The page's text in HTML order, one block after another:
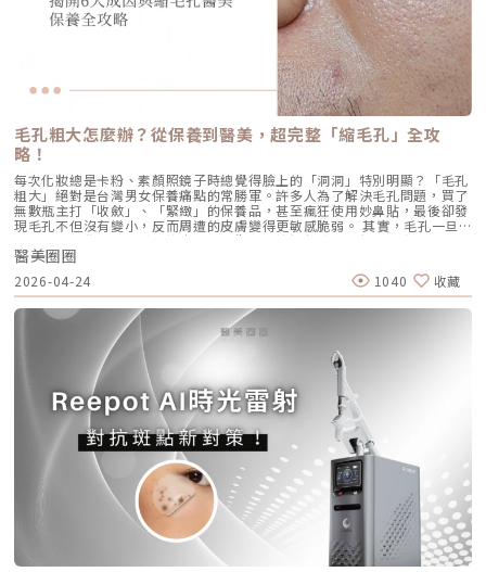
熱敷與刺激性護膚產品 建議加強保濕、防曬，幫助效果延長璞菲洛副作用
與風險Profhilo屬於非交聯玻尿酸，不含化學交聯劑，生物相容性極佳，副
作用相對少。常見輕微反應包括： 注射處短暫腫脹、微紅 局部輕微瘀青
（數日內可自行消退） 極少數人可能會有輕微搔癢或壓痛感，通常在數天
內緩解※ 選擇合法診所與原廠授權產品，是避免療程風險最關鍵的因素。
為什麼 Profhilo 成為新一代醫美趨勢？隨著醫美觀念的演變，越來越多人
追求自然、柔和的改善效果，不希望臉部看起來僵硬或過度膨脹。Profhilo
與傳統填充型療程最大的不同，在於它獨特的「重建」式作用。Profhilo
並非單純地填補，而是將高濃度玻尿酸均勻分布於肌膚真皮層，從底層刺激
膠原蛋白與彈力蛋白新生，啟動肌膚的自我修復能力，讓效果柔和自然，能
有效降低傳統填充物可能帶來的異物感，也更貼近肌膚自然老化的邏輯。此
外，Profhilo 完美契合了當前醫美市場「微侵入式」與「預防型保養」的
趨勢。它填補了日常保養品與侵入式手術之間的空缺，不需像肉毒桿菌那樣
限制表情，也不需要像手術拉皮那樣漫長的恢復期。對於生活忙碌、注重效
率的現代人來說，這讓它更容易被接受，成為許多人延緩老化、提升膚質的
首選。臨床案例分享以下為原廠提供的實際案例，透過Profhilo逆時針療
程，觀察治療前後肌膚狀態的變化，供大家參考了解療程效果。璞菲洛
Profhilo常見Q&AQ1：PROFHILO和水光療程有什麼差別？ 水光著重在肌
膚表層補水，讓皮膚變得水嫩透亮；而PROFHILO作用層次更深，不只補
水，還能活化膠原蛋白、彈力蛋白等細胞修復，提升整體彈性與緊緻度。它
的特點是透過穩定擴散來刺激肌膚自我修復，不靠刺激或破壞，適合想全面
改善膚況的人。Q2：可以和電波、音波等療程搭配嗎？ 可與電波、音波等
療程搭配使用，建議間隔約兩週，具體施打順序與時間需由醫師評估。電
波、音波術後可加速肌膚修復並延長效果，但需等皮膚完全降溫後再進行
Profhilo療程。施打前請務必諮詢醫師，遵從專業建議安排療程。Q3：璞
菲洛每年需要打幾次？ 一個完整療程通常包含三次施打，前兩次相隔約一
個月，第三次則可在四到六個月後進行。視個人膚況與需求，也可安排後續
加強療程，以延續效果。Q4：頸紋、手部老化也能打嗎？ 可以。Profhilo
在頸部與手背同樣有良好表現，能改善乾紋與鬆弛，是全方位肌膚重建療
程。Q5：是否適合所有膚質？ 大多數人皆可接受，但孕婦、哺乳中女性與
對玻尿酸過敏者不建議施打。Q6：哪些人適合做Profhilo？需要幾歲才能
做？Profhilo適合有初期老化、乾燥或鬆弛困擾的人，通常建議從30歲以後
就可以評估施作。特別推薦給希望改善膚況，又不想讓五官改變或產生膨脹
感的人。Q7：施打Profhilo會很痛嗎？會不會腫？需要修復期嗎？療程過
程簡單快速，使用極細針在臉部五個特定位點注射，疼痛感輕微。少數人會
有暫時性紅腫或小腫塊，通常幾小時內可自然消退，不會影響日常活動。
Q8：Profhilo成分天然嗎？會不會引起過敏？Profhilo採用高純度、非動
程度，規劃專屬的能量地圖。以下是 2026 年我常用的建議處方： 施作區
更好的「精緻度」，我常會建議在音波拉提後，搭配再生針（瑞德喜）進行
外輪廓的固定，或是以「混合式填充」補足流失的骨架支撐。這種「由內拉
提、由外固定」的複合思維，才是現代抗老的趨勢。五、 2026 醫美行情與
避坑建議當妳搜尋「美國音波二代價格」時，會發現市場行情落差很大。身
為醫師，我必須提醒大家，費用背後包含的是原廠探頭成本、儀器維護、以
及最重要的「醫師的技術與判讀經驗」。 認明原廠授權：施打前請掃描儀
器與探頭 QR Code，確保非水貨或非法翻新探頭。 選擇認證醫師：音波拉
提需要精準的解剖學知識，只有受過原廠培訓的醫師，才能在「安全邊界
內」將能量發揮到極致。六、 結語：愛美，是為了成就更好的自己我常
說，醫美的意義不在於把妳變成另外一個人，而在於「找回最巔峰狀態的
妳」。看著客人在治療後，重新對鏡子裡的自己露出自信的微笑，那是我身
技術，結合我對面部結構的美感理解，悉心守護妳每一寸肌膚的張力。如果
您也對輪廓的流失感到焦慮，或者正猶豫哪種療程最適合自己，歡迎預約來
診間，讓我們在一個放鬆、透明的環境下，一起討論出最適合您的減齡計
畫。
抗生素主要針對殺菌；外用酸類主要針對去角質。唯有口服 A 酸能夠有效抑
制皮脂腺分泌，這也是為什麼口服 A 酸過去被視為治療嚴重痘痘的終極武
器。然而，口服 A 酸伴隨著全身性的副作用。而 AviClear 戰痘雷射的誕
生，就是為了一次解決這個痛點：我們能不能在不吃藥的情況下，精準且長
效地控制皮脂腺？什麼是 AviClear 戰痘雷射？解密 1726nm 的物理奇蹟
AviClear 戰痘雷射是一台利用特定波長光能來治療痤瘡的醫療儀器。它的核
心技術在於突破性的1726nm 波長雷射。1. 為什麼是 1726nm 波長？「專
吃油脂」的標靶治療在雷射醫學中，不同的波長會被不同的目標物（如黑色
素、血紅素、水分）吸收。1726nm 這個波長非常特殊，它在人體組織
中，被皮脂（油脂）吸收的效率，大約是被水分吸收的 2 倍。當 AviClear
的雷射光束打入真皮層時，能量會精準地被富含油脂的「皮脂腺」大量吸
收，進而產生熱能。這些熱能會破壞過度活躍的皮脂腺細胞，變得萎縮、分
泌量大幅下降。當沒有過多的油脂，毛孔就不易堵塞，痤瘡桿菌也失去了生
存的養分，痘痘自然就失去了生長的溫床。2. AviCool™ 藍寶石冷卻系統：
保護表皮，大幅提升舒適度既然要用熱能破壞深層的皮脂腺，表皮會不會被
燙傷？這正是 AviClear 的另一項核心專利。機器配備了專屬的 AviCool™
藍寶石接觸式冷卻系統。在雷射擊發前、擊發中與擊發後，冷卻系統會持續
將表皮溫度維持在安全的低溫狀態。這不僅能防止表皮熱傷害、避免術後反
黑，更大幅降低了療程中的痛感，讓患者在不需要敷麻藥的情況下（視個人
耐受度而定），也能順利完成治療。AviClear 戰痘雷射 vs. 藍雷射與傳統療
法：抗痘金大PK過去我們面對嚴重的青春痘，「吞口服A酸」幾乎是唯一的
終極解方。然而，隨著光電科技的突破，現代的醫美抗痘已經邁入了「精準
破壞皮脂腺」的新紀元。目前市面上討論度最高的兩大抗痘黑科技，分別是
AviClear 戰痘雷射與 CAPRI 藍雷射。雖然兩者都主打不吃藥、從根源控
油，但在波長與作用機制上卻有著根本的差異。我們該如何選擇？它們與傳
統的口服A酸又有什麼不同？以下為您全面解析。頂尖對決：AviClear 戰痘
雷射 vs. CAPRI 藍雷射這兩款都是目前熱門的無藥物抗痘雷射，雖然目標一
致，但「作戰策略」卻截然不同：1. AviClear 戰痘雷射（1726nm）：專
注皮脂腺的「源頭阻斷」作用原理：搭載專利 1726nm 波長，具備極高的
「油脂專一性」，能穿透皮膚精準鎖定並加熱肥大的皮脂腺，使其萎縮。核
心強項：直接從源頭切斷出油量並破壞痘痘的生長環境，主打極長效的抗痘
與控油效果，非常適合追求長期穩定膚況、不想依賴藥物的人。2. CAPRI
藍雷射（1450nm + 450nm）：控油＋殺菌的「雙效複合」作用原理：結
合 1450nm 的熱能來縮減皮脂腺（控油），同時搭配 450nm 藍光直接消
滅表皮的痤瘡桿菌（殺菌）。核心強項：雙管齊下，對於臉上正在急性發
炎、紅腫的痘痘，具有極佳的立即退紅與消炎效果，適合需要快速壓制大面
積發炎的患者。3. 傳統終極武器：口服A酸（Isotretinoin）作用原理：屬
於全身性的系統性治療。它能全面抑制皮脂腺分泌、使皮脂腺萎縮，同時促
毛孔粗大怎麼辦？從保養到醫美，超完整「縮毛孔」全攻
略！
每次化妝總是卡粉、素顏照鏡子時總覺得臉上的「洞洞」特別明顯？「毛孔
粗大」絕對是台灣男女保養痛點的常勝軍。許多人為了解決毛孔問題，買了
無數瓶主打「收斂」、「緊緻」的保養品，甚至瘋狂使用妙鼻貼，最後卻發
現毛孔不但沒有變小，反而周遭的皮膚變得更敏感脆弱。 其實，毛孔一旦
被撐大，就像是被撐鬆的橡皮筋，光靠日常塗抹保養品是很難「完全逆轉」
的。想要有效改善毛孔粗大，我們必須先搞懂你的毛孔是哪一種「型」，才
能對症下藥！這篇文章將帶你從日常保養到專業醫美療程，全面拯救毛孔粗
大的終極對策。為什麼我的毛孔會變大？揭開毛孔粗大的 6大元兇在探討怎
麼解決之前，我們得先抓出讓毛孔變大的罪魁禍首。毛孔粗大絕對不是單一
原因造成的，通常是以下幾個因素交織而成的結果：1. 【油脂型毛孔】：中
東油田的擴建工程毛孔是皮脂排出的主要通道。當你的皮脂腺天生比較發
達，或是受到氣溫升高、荷爾蒙波動、常吃高油高糖食物影響，導致出油量
大增時，通道就會被迫「擴建」來排出這些大量油脂。2. 【角質型毛孔】：
通道堵塞引發的連鎖反應健康的肌膚會自然代謝老廢角質，但如果代謝異
常，這些廢棄角質就會和皮脂、空氣中的髒污混合在一起，死死地堵塞在毛
孔開口。久而久之，毛孔就像被塞了軟木塞一樣，被越撐越大。3. 【老化型
毛孔】：膠原蛋白流失的初老警報真皮層中的「膠原蛋白」和「彈力蛋白」
就像是撐起毛孔的堅固地基。隨著年齡增長，或是長期不防曬導致的「光老
化」，地基流失、失去支撐力，毛孔邊緣的肌膚就會順著地心引力往下垂。
4. 【缺水型毛孔】：肌膚乾旱造成的表面危機這點常被許多人忽略！當角質
層極度缺水時，毛孔周圍的表皮細胞會像失去水分的蘋果一樣乾癟、萎縮，
無法飽滿排列。在細胞與細胞之間的縫隙變大之下，視覺上毛孔就顯得非常
明顯。5. 【疤痕型毛孔】：手癢硬擠留下的歷史遺跡嚴格來說這已經是「痘
疤」的範疇。過去長了嚴重的發炎性青春痘，或是手癢過度暴力擠壓，導致
真皮層組織嚴重受損。在傷口修復的過程中產生了纖維化拉扯，最終形成不
可逆的凹洞。6. 【蟎蟲型毛孔】：隱形的微小房客在作怪我們的臉上本來就
醫美圈圈
2026-04-24 1040 收藏